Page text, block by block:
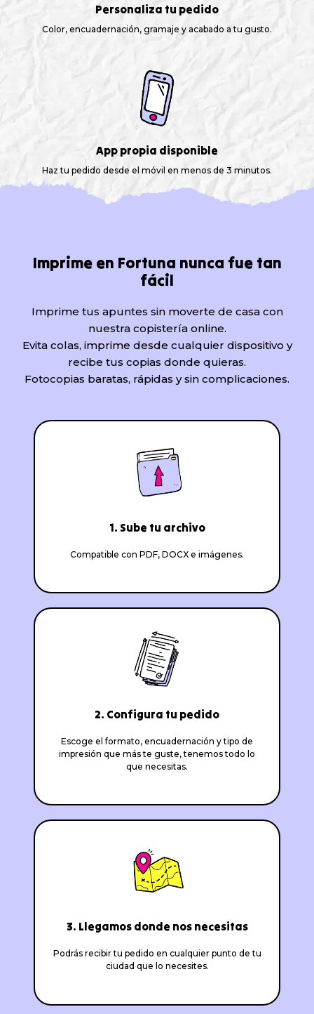
Personaliza tu pedido
Color, encuadernación, gramaje y acabado a tu gusto.
App propia disponible
Haz tu pedido desde el móvil en menos de 3 minutos.
Imprime en Fortuna nunca fue tan
fácil
Imprime tus apuntes sin moverte de casa con
nuestra copistería online.
Evita colas, imprime desde cualquier dispositivo y
recibe tus copias donde quieras.
Fotocopias baratas, rápidas y sin complicaciones.
1. Sube tu archivo
Compatible con PDF, DOCX e imágenes.
2. Configura tu pedido
Escoge el formato, encuadernación y tipo de
impresión que más te guste, tenemos todo lo
que necesitas.
3. Llegamos donde nos necesitas
Podrás recibir tu pedido en cualquier punto de tu
ciudad que lo necesites.